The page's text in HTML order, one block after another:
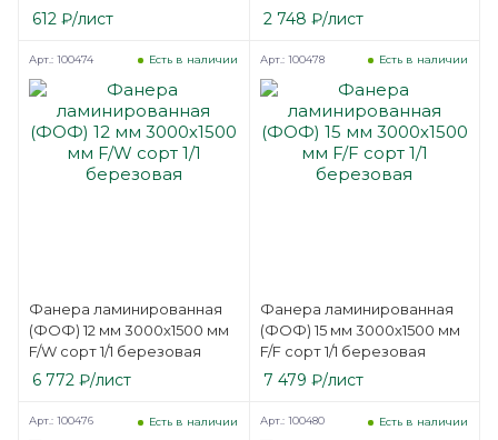
березовая
612 ₽/лист 2 748 ₽/лист
Фанера ламинированная
(ФОФ) 12 мм 3000х1500 мм
F/W сорт 1/1 березовая
Есть в наличии
Арт.: 100474
6 772 ₽/лист
Фанера ламинированная
(ФОФ) 15 мм 3000х1500 мм
F/F сорт 1/1 березовая
Есть в наличии
Арт.: 100478
7 479 ₽/лист
Есть в наличии
Арт.: 100476 Есть в наличии
Арт.: 100480